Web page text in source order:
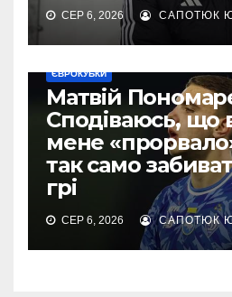
СЕР 6, 2026 САПОТЮК
ЄВРОКУБКИ
Матвій
Сподіваюсь, що
мене
так само
грі
СЕР 6, 2026 САПОТЮК